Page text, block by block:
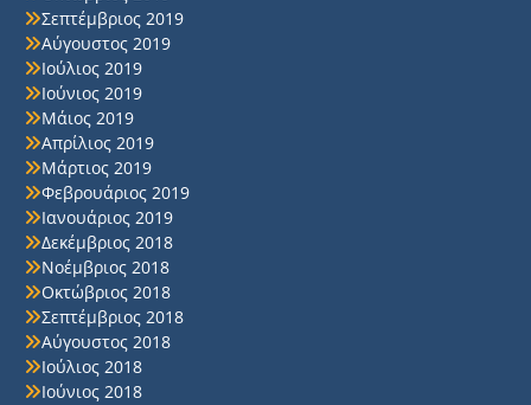
Σεπτέμβριος 2019
Αύγουστος 2019
Ιούλιος 2019
Ιούνιος 2019
Μάιος 2019
Απρίλιος 2019
Μάρτιος 2019
Φεβρουάριος 2019
Ιανουάριος 2019
Δεκέμβριος 2018
Νοέμβριος 2018
Οκτώβριος 2018
Σεπτέμβριος 2018
Αύγουστος 2018
Ιούλιος 2018
Ιούνιος 2018